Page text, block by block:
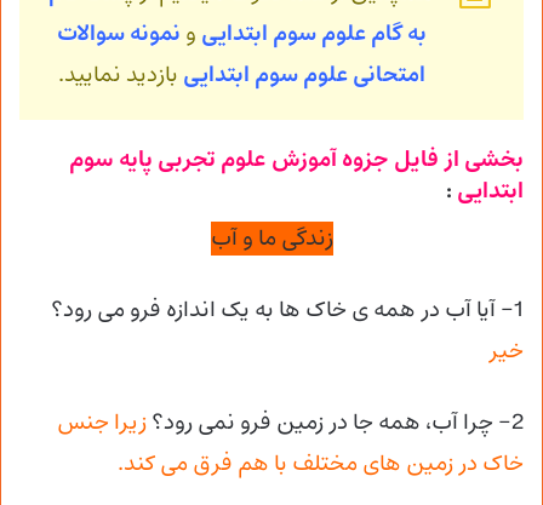
بهگام علوم سوم ابتدایی و نمونه سوالات
امتحانی علوم سوم ابتدایی بازدید نمایید.
بخشی از فایل جزوه آموزش علوم تجربی پایه سوم
ابتدایی :
زندگی ما و آب
1- آیا آب در همه ی خاک ها به یک اندازه فرو می رود؟
خیر
2- چرا آب، همه جا در زمین فرو نمی رود؟
زیرا جنس
خاک در زمین های مختلف با هم فرق می کند.